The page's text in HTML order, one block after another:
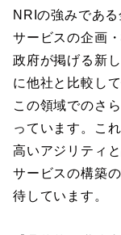
NRIの強みであ
サービスの企画
政府が掲げる新
に他社と比較し
この領域でのさ
っています。こ
高いアジリティ
サービスの構築
待しています。